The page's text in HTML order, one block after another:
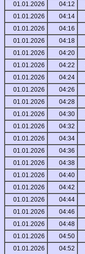
01.01.2026
04:12
01.01.2026
04:14
01.01.2026
04:16
01.01.2026
04:18
01.01.2026
04:20
01.01.2026
04:22
01.01.2026
04:24
01.01.2026
04:26
01.01.2026
04:28
01.01.2026
04:30
01.01.2026
04:32
01.01.2026
04:34
01.01.2026
04:36
01.01.2026
04:38
01.01.2026
04:40
01.01.2026
04:42
01.01.2026
04:44
01.01.2026
04:46
01.01.2026
04:48
01.01.2026
04:50
01.01.2026
04:52